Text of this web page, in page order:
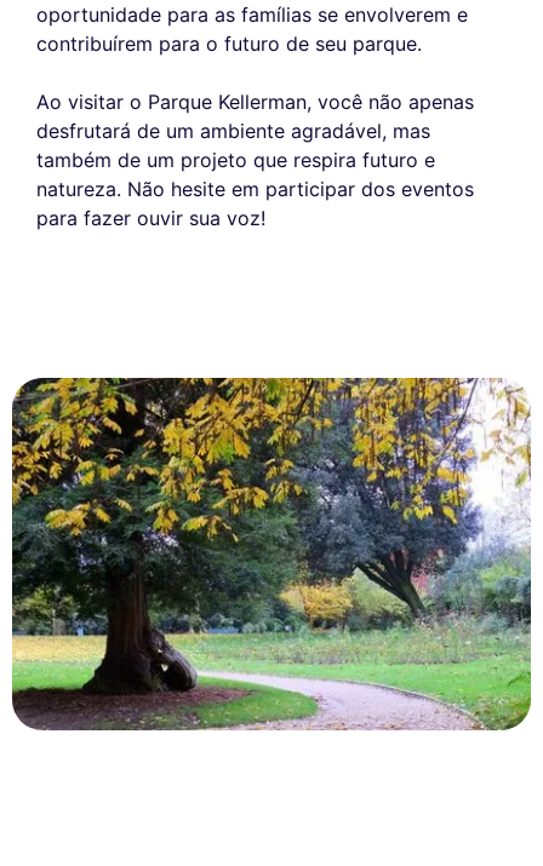
oportunidade para as famílias se envolverem e
contribuírem para o futuro de seu parque.
Ao visitar o Parque Kellerman, você não apenas
desfrutará de um ambiente agradável, mas
também de um projeto que respira futuro e
natureza. Não hesite em participar dos eventos
para fazer ouvir sua voz!